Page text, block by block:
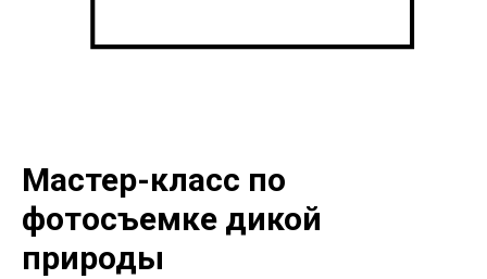
Мастер-класс по
фотосъемке дикой
природы